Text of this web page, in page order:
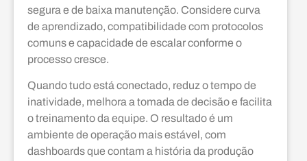
segura e de baixa manutenção. Considere curva
de aprendizado, compatibilidade com protocolos
comuns e capacidade de escalar conforme o
processo cresce.
Quando tudo está conectado, reduz o tempo de
inatividade, melhora a tomada de decisão e facilita
o treinamento da equipe. O resultado é um
ambiente de operação mais estável, com
dashboards que contam a história da produção